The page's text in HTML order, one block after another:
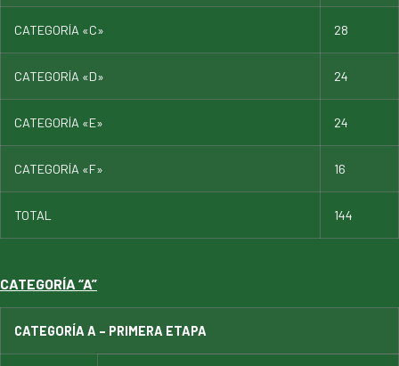
CATEGORÍA «C» 28
CATEGORÍA «D» 24
CATEGORÍA «E» 24
CATEGORÍA «F» 16
TOTAL 144
CATEGORÍA “A”
CATEGORÍA A – PRIMERA ETAPA